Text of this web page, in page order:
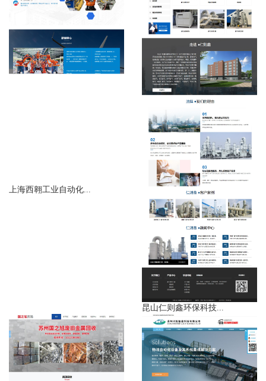
上海西翱工业自动化...
昆山仁则鑫环保科技...